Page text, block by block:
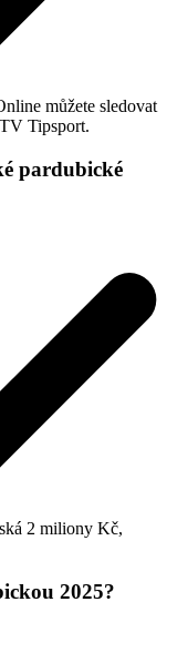
můžete sledovat
Tipsport.
pardubické
2 miliony Kč,
2025?